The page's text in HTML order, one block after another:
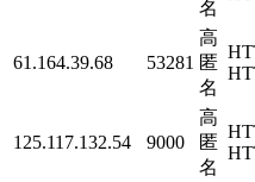
名
61.164.39.68 53281
高
匿
名
125.117.132.54 9000
高
匿
名